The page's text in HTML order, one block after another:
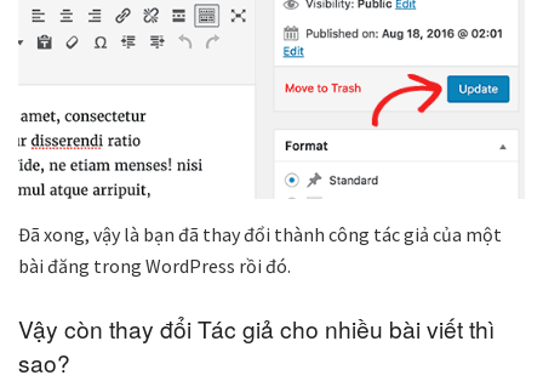
Đã xong, vậy là bạn đã thay đổi thành công tác giả của một
bài đăng trong WordPress rồi đó.
Vậy còn thay đổi Tác giả cho nhiều bài viết thì
sao?